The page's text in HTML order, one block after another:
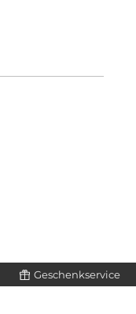
Geschenkservice